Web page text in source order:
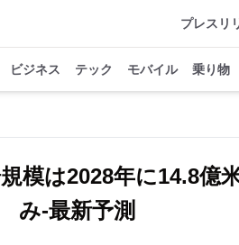
プレスリ
ビジネス テック モバイル 乗り物
模は2028年に14.8億
み-最新予測